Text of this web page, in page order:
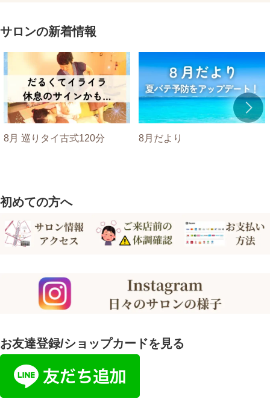
サロンの新着情報
8月 巡りタイ古式120分 8月だより
初めての方へ
お友達登録/ショップカードを見る